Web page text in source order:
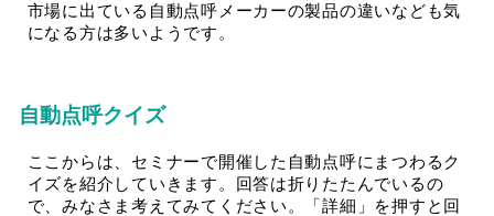
市場に出ている自動点呼メーカーの製品の違いなども気
になる方は多いようです。
自動点呼クイズ
ここからは、セミナーで開催した自動点呼にまつわるク
イズを紹介していきます。回答は折りたたんでいるの
で、みなさま考えてみてください。「詳細」を押すと回